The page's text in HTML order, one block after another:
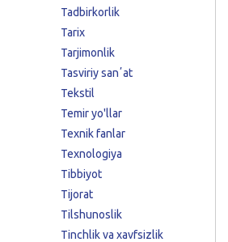
Tadbirkorlik
Tarix
Tarjimonlik
Tasviriy sanʼat
Tekstil
Temir yo'llar
Texnik fanlar
Texnologiya
Tibbiyot
Tijorat
Tilshunoslik
Tinchlik va xavfsizlik